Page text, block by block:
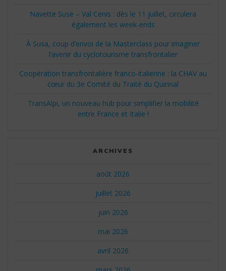
Navette Suse – Val Cenis : dès le 11 juillet, circulera
également les week-ends
À Susa, coup d’envoi de la Masterclass pour imaginer
l’avenir du cyclotourisme transfrontalier
Coopération transfrontalière franco-italienne : la CHAV au
cœur du 3e Comité du Traité du Quirinal
TransAlpi, un nouveau hub pour simplifier la mobilité
entre France et Italie !
ARCHIVES
août 2026
juillet 2026
juin 2026
mai 2026
avril 2026